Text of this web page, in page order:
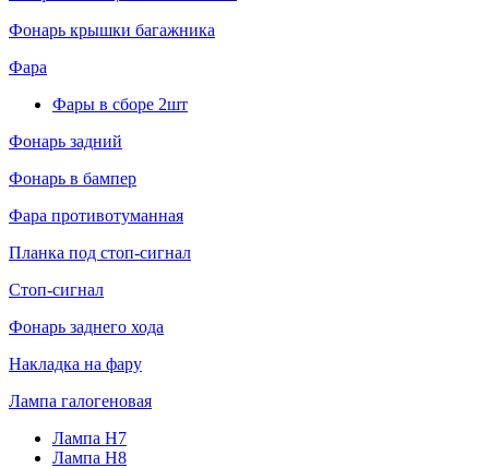
Фонарь крышки багажника
Фара
Фары в сборе 2шт
Фонарь задний
Фонарь в бампер
Фара противотуманная
Планка под стоп-сигнал
Стоп-сигнал
Фонарь заднего хода
Накладка на фару
Лампа галогеновая
Лампа H7
Лампа H8